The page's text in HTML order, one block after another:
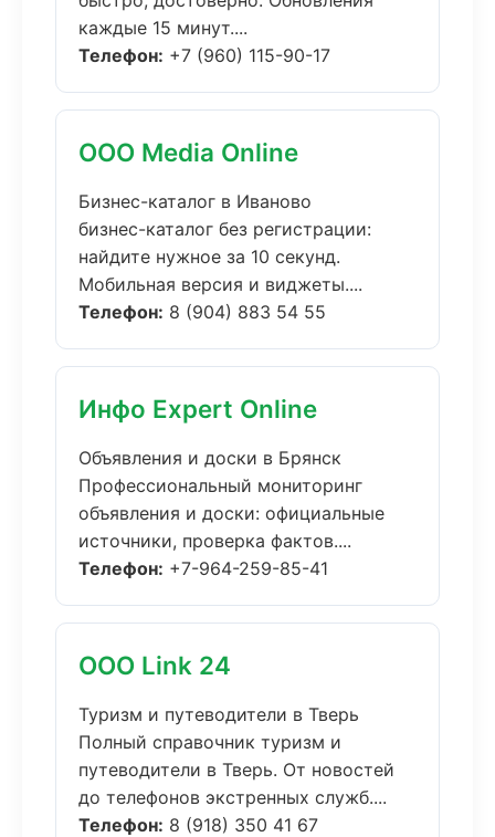
каждые 15 минут....
Телефон: +7 (960) 115-90-17
ООО Media Online
Бизнес-каталог в Иваново
бизнес-каталог без регистрации:
найдите нужное за 10 секунд.
Мобильная версия и виджеты....
Телефон: 8 (904) 883 54 55
Инфо Expert Online
Объявления и доски в Брянск
Профессиональный мониторинг
объявления и доски: официальные
источники, проверка фактов....
Телефон: +7-964-259-85-41
ООО Link 24
Туризм и путеводители в Тверь
Полный справочник туризм и
путеводители в Тверь. От новостей
до телефонов экстренных служб....
Телефон: 8 (918) 350 41 67